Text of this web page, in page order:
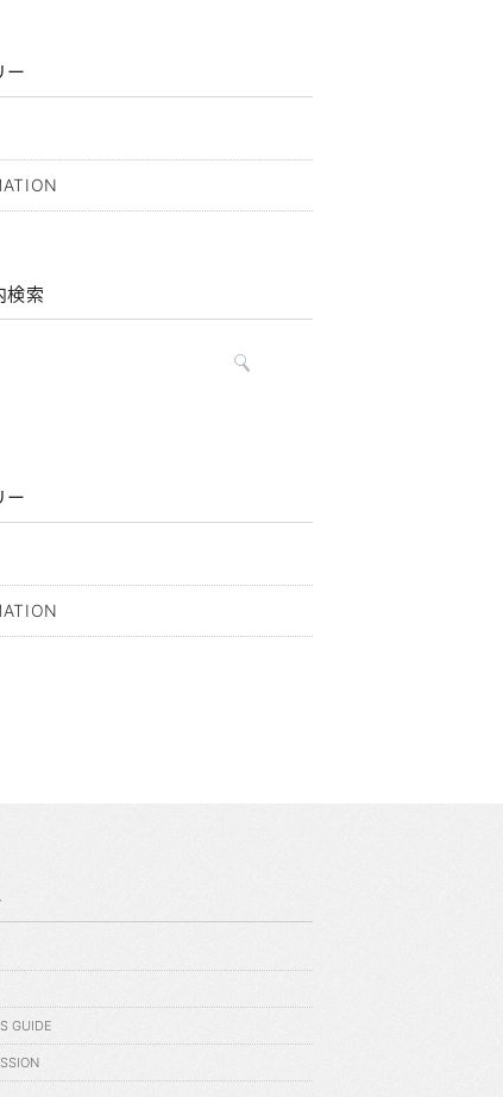
ー
検索
ー
GUIDE